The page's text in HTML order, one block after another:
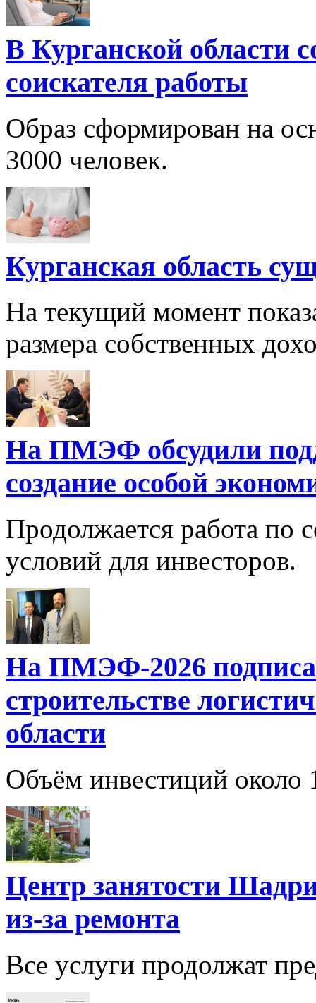
В Курганской области
соискателя работы
Образ сформирован на
3000 человек.
Курганская область
На текущий момент
размера собственных
На ПМЭФ обсудили
создание особой
Продолжается работа по
условий для инвесторов.
На ПМЭФ-2026
строительстве
области
Объём инвестиций около
Центр занятости
из-за ремонта
Все услуги продолжат